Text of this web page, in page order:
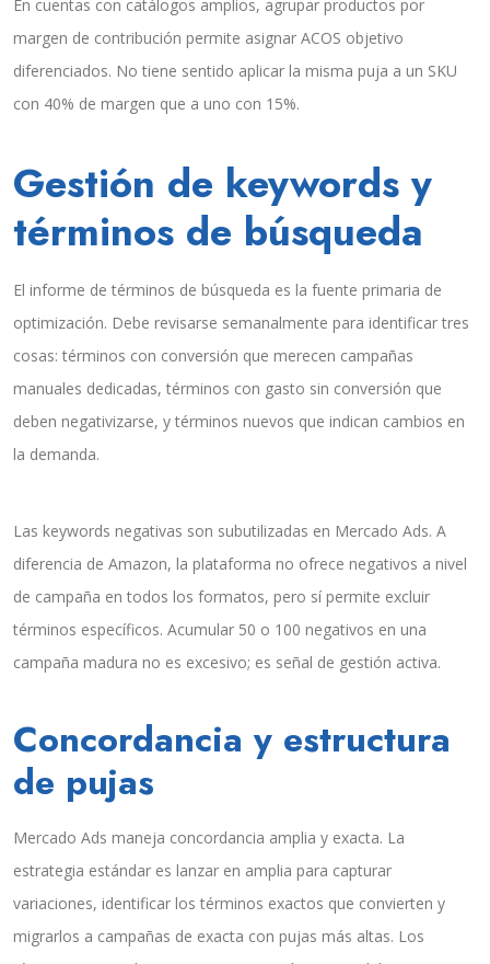
En cuentas con catálogos amplios, agrupar productos por
margen de contribución permite asignar ACOS objetivo
diferenciados. No tiene sentido aplicar la misma puja a un SKU
con 40% de margen que a uno con 15%.
Gestión de keywords y
términos de búsqueda
El informe de términos de búsqueda es la fuente primaria de
optimización. Debe revisarse semanalmente para identificar tres
cosas: términos con conversión que merecen campañas
manuales dedicadas, términos con gasto sin conversión que
deben negativizarse, y términos nuevos que indican cambios en
la demanda.
Las keywords negativas son subutilizadas en Mercado Ads. A
diferencia de Amazon, la plataforma no ofrece negativos a nivel
de campaña en todos los formatos, pero sí permite excluir
términos específicos. Acumular 50 o 100 negativos en una
campaña madura no es excesivo; es señal de gestión activa.
Concordancia y estructura
de pujas
Mercado Ads maneja concordancia amplia y exacta. La
estrategia estándar es lanzar en amplia para capturar
variaciones, identificar los términos exactos que convierten y
migrarlos a campañas de exacta con pujas más altas. Los